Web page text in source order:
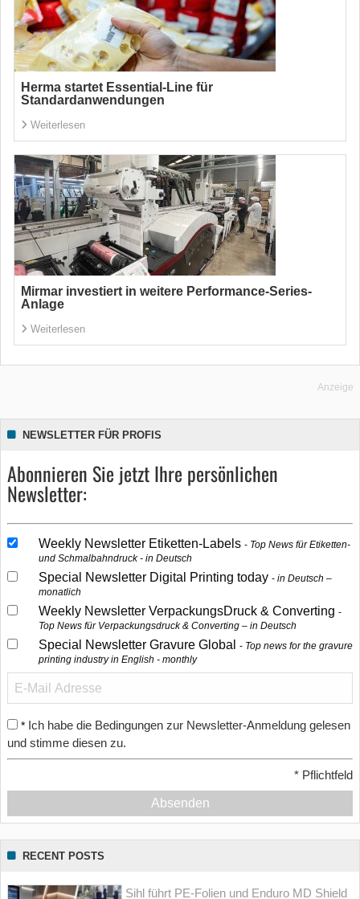
Herma startet Essential-Line für
Standardanwendungen
Weiterlesen
Mirmar investiert in weitere Performance-Series-
Anlage
Weiterlesen
Anzeige
NEWSLETTER FÜR PROFIS
Abonnieren Sie jetzt Ihre persönlichen
Newsletter:
Weekly Newsletter Etiketten-Labels
Top News für Etiketten-
und Schmalbahndruck - in Deutsch
Special Newsletter Digital Printing today
in Deutsch –
monatlich
Weekly Newsletter VerpackungsDruck & Converting
Top News für Verpackungsdruck & Converting – in Deutsch
Special Newsletter Gravure Global
Top news for the gravure
printing industry in English - monthly
* Ich habe die Bedingungen zur Newsletter-Anmeldung gelesen
und stimme diesen zu.
* Pflichtfeld
Absenden
RECENT POSTS
Sihl führt PE-Folien und Enduro MD Shield